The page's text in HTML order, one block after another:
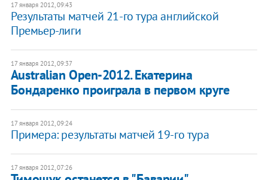
17 января 2012, 09:43
Результаты матчей 21-го тура английской
Премьер-лиги
17 января 2012, 09:37
Australian Open-2012. Екатерина
Бондаренко проиграла в первом круге
17 января 2012, 09:24
Примера: результаты матчей 19-го тура
17 января 2012, 07:26